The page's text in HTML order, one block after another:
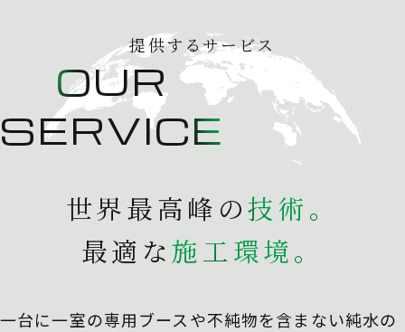
提供するサービス
OUR
SERVICE
世界最高峰の技術。
最適な施 工環境。
一台に一室の専用ブースや不純物を含まない純水の